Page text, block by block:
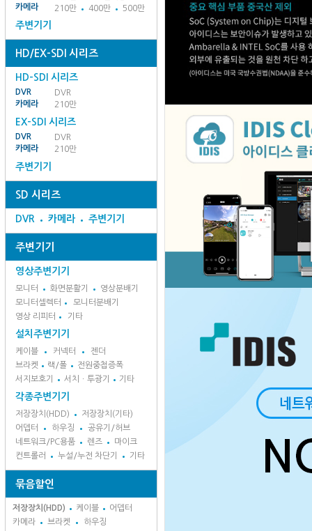
카메라
210만 400만 500만
주변기기
HD/EX-SDI 시리즈
HD-SDI 시리즈
DVR
DVR
카메라
210만
EX-SDI 시리즈
DVR
DVR
카메라
210만
주변기기
SD 시리즈
DVR 카메라 주변기기
주변기기
영상주변기기
모니터 화면분활기
영상분배기
모니터셀렉터
모니터분배기
영상 리피터
기타
설치주변기기
케이블 커넥터
젠더
브라켓
랙/폴
전원중첩증폭
서지보호기
서치ㆍ투광기 기타
각종주변기기
저장장치(HDD)
저장장치(기타)
어뎁터
하우징
공유기/허브
네트워크/PC용품
렌즈
마이크
컨트롤러
누설/누전 차단기 기타
묶음할인
저장장치(HDD) 케이블
어뎁터
카메라
브라켓
하우징